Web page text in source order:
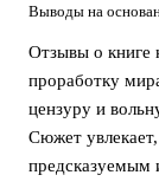
Выводы на
Отзывы о книге
проработку
цензуру и
Сюжет
предсказуемым